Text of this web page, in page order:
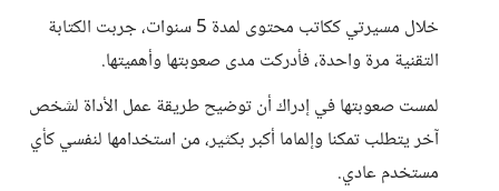
خلال مسيرتي ككاتب محتوى لمدة 5 سنوات، جربت الكتابة
التقنية مرة واحدة، فأدركت مدى صعوبتها وأهميتها.
لمست صعوبتها في إدراك أن توضيح طريقة عمل الأداة لشخص
آخر يتطلب تمكنا وإلماما أكبر بكثير، من استخدامها لنفسي كأي
مستخدم عادي.